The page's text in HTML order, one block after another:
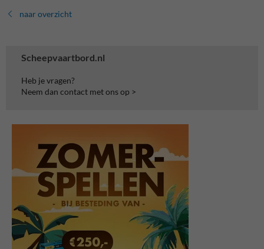
Scheepvaartbord.nl
Heb je vragen?
Neem dan contact met ons op >
naar overzicht